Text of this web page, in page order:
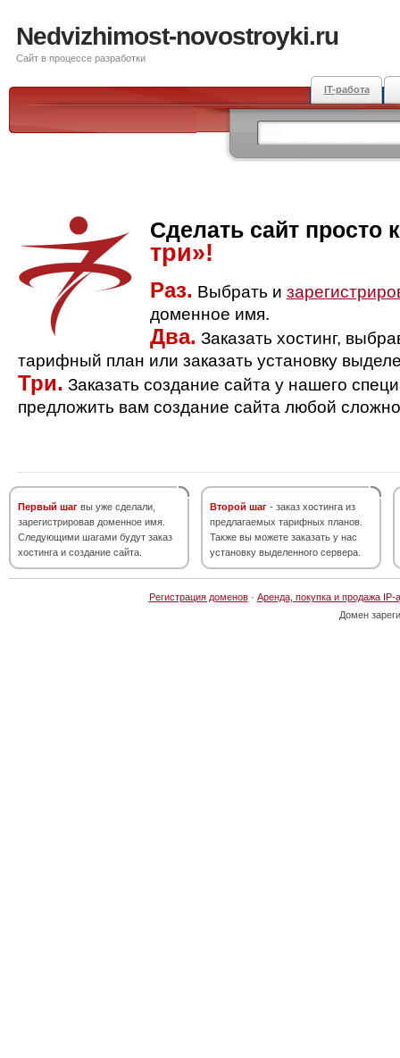
Nedvizhimost-novostroyki.ru
Сайт в процессе разработки
IT-работа
Сделать сайт просто
три»!
Раз. Выбрать и
доменное имя.
Два. Заказать хостинг,
тарифный план или заказать установку
Три. Заказать создание сайта у нашего
предложить вам создание сайта любой
Первый шаг вы уже сделали,
зарегистрировав доменное имя.
Следующими шагами будут заказ
хостинга и создание сайта.
Второй шаг - заказ хостинга из
предлагаемых тарифных планов.
Также вы можете заказать у нас
установку выделенного сервера.
Регистрация доменов· Аренда, покупка и продажа IP-
Домен